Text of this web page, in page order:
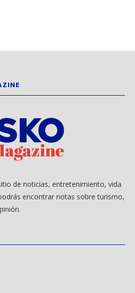
de noticias, entretenimiento, vida
encontrar notas sobre turismo,